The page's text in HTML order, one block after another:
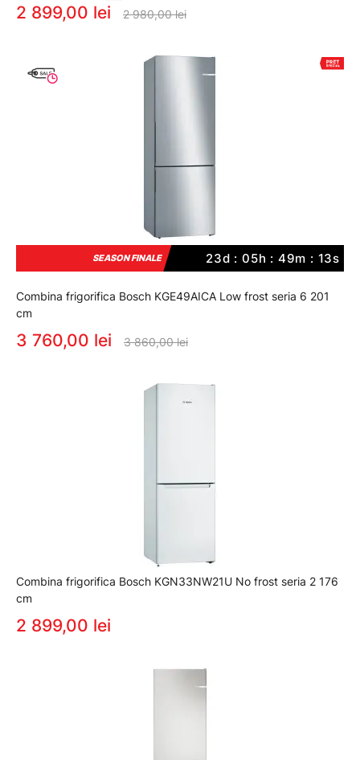
2 899,00 lei 2 980,00 lei
SEASON FINALE 23d : 05h : 49m : 12s
Combina frigorifica Bosch KGE49AICA Low frost seria 6 201
cm
3 760,00 lei 3 860,00 lei
Combina frigorifica Bosch KGN33NW21U No frost seria 2 176
cm
2 899,00 lei